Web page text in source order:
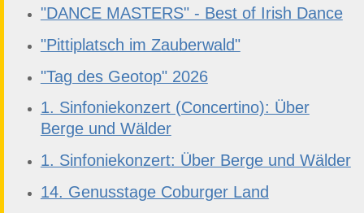
"DANCE MASTERS" - Best of Irish Dance
"Pittiplatsch im Zauberwald"
"Tag des Geotop" 2026
1. Sinfoniekonzert (Concertino): Über
Berge und Wälder
1. Sinfoniekonzert: Über Berge und Wälder
14. Genusstage Coburger Land